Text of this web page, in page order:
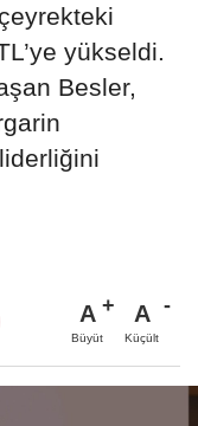
yükseldi.
Besler,
A
Büyüt
A
Küçült